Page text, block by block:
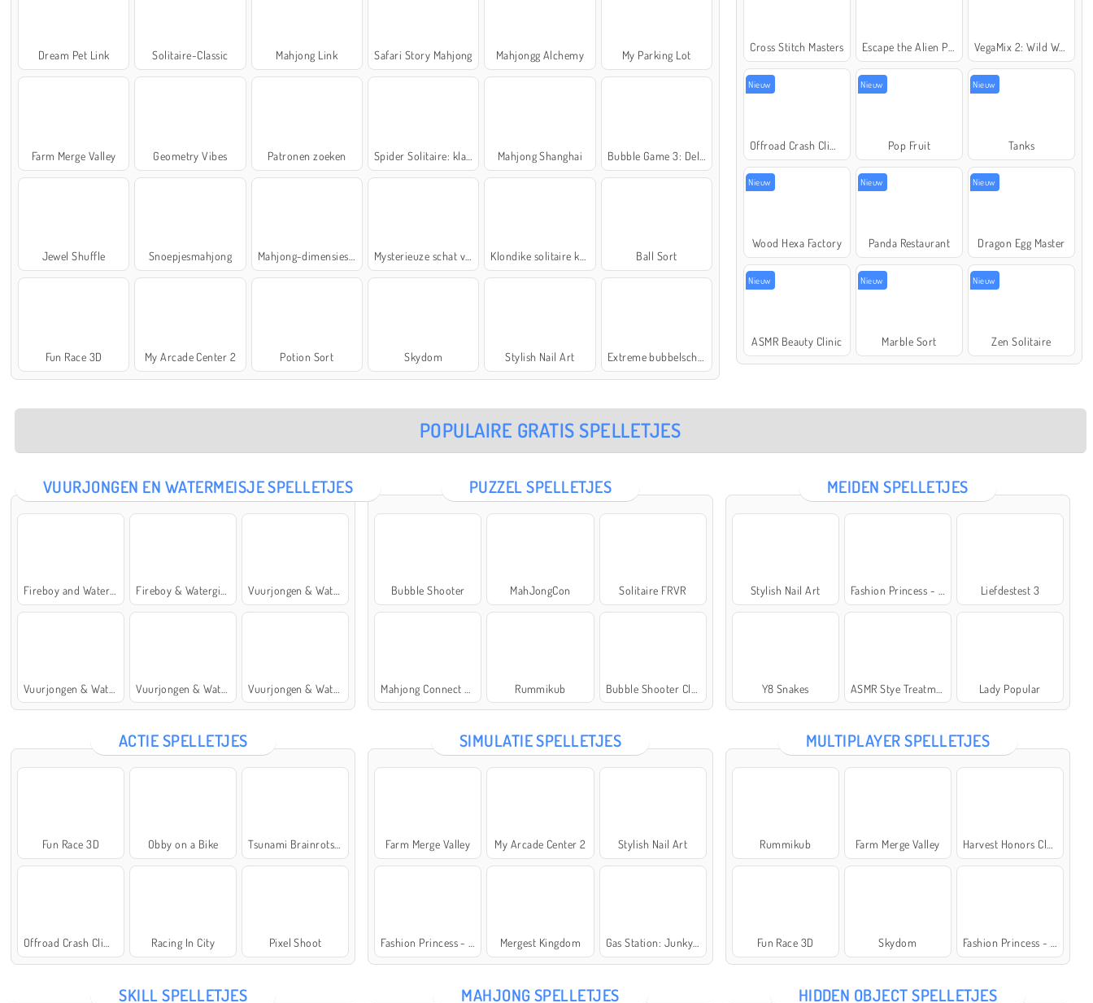
Dream Pet Link Solitaire-Classic Mahjong Link Safari Story Mahjong Mahjongg Alchemy My Parking Lot
Farm Merge Valley Geometry Vibes Patronen zoeken Mahjong Shanghai
Jewel Shuffle Snoepjesmahjong Mahjong-dimensies: 900 seconden Mysterieuze schat van de zee Klondike solitaire kaartspel Ball Sort
Fun Race 3D My Arcade Center 2 Potion Sort Skydom Stylish Nail Art
Cross Stitch Masters VegaMix 2: Wild West
Nieuw Nieuw
Pop Fruit
Nieuw
Tanks
Nieuw
Wood Hexa Factory
Nieuw
Panda Restaurant
Nieuw
Dragon Egg Master
Nieuw
ASMR Beauty Clinic
Nieuw
Marble Sort
Nieuw
Zen Solitaire
POPULAIRE GRATIS SPELLETJES
VUURJONGEN EN WATERMEISJE SPELLETJES PUZZEL SPELLETJES
Bubble Shooter MahJongCon Solitaire FRVR
Rummikub
MEIDEN SPELLETJES
Stylish Nail Art Liefdestest 3
Y8 Snakes Lady Popular
ACTIE SPELLETJES
Fun Race 3D Obby on a Bike
Racing In City Pixel Shoot
SIMULATIE SPELLETJES
Farm Merge Valley My Arcade Center 2 Stylish Nail Art
Mergest Kingdom
MULTIPLAYER SPELLETJES
Rummikub Farm Merge Valley
Fun Race 3D Skydom
SKILL SPELLETJES MAHJONG SPELLETJES HIDDEN OBJECT SPELLETJES